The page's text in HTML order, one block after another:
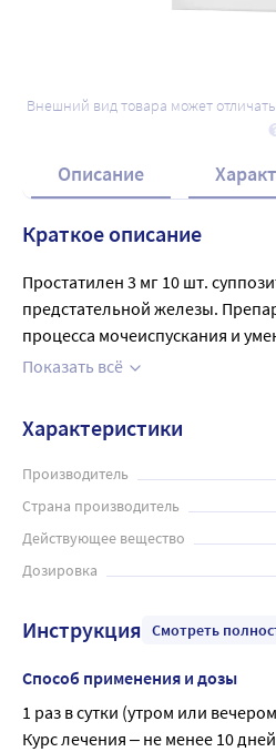
Внешний вид товара может
Описание
Краткое описание
Простатилен 3 мг 10 шт.
предстательной железы.
процесса мочеиспускания и
сосудов в предстательной
Показать всё
Характеристики
Производитель
Страна производитель
Действующее вещество
Дозировка
Инструкция Смотреть
Способ применения и дозы
1 раз в сутки (утром или
Курс лечения ‒ не менее 10